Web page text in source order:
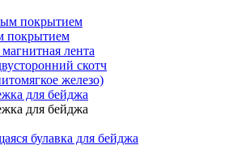
покрытием
покрытием
лента
скотч
железо)
для бейджа
для бейджа
булавка для бейджа